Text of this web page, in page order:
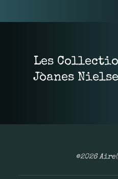
Les
Jòanes
©2026